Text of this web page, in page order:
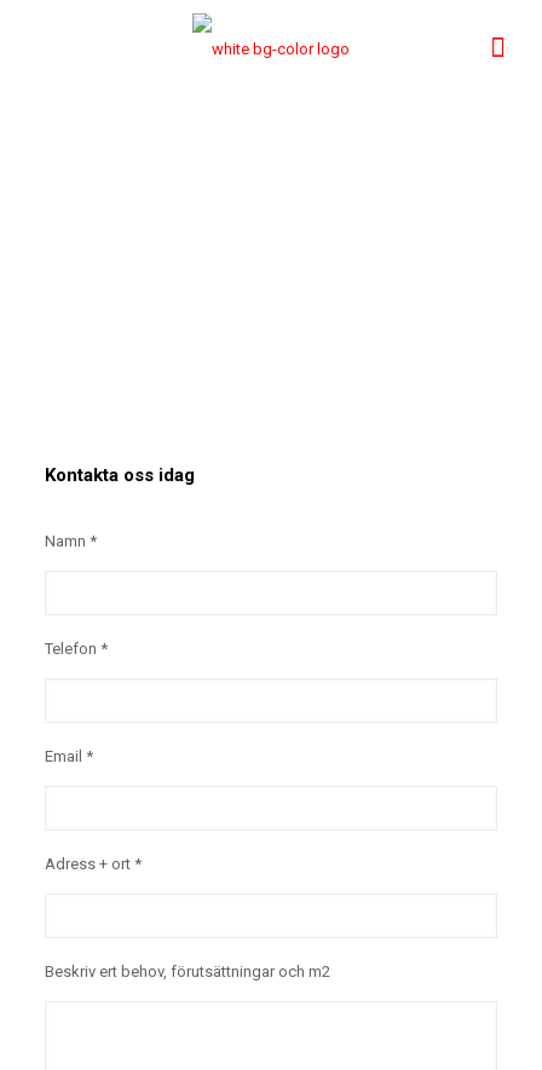
Kontakta oss idag
Namn *
Telefon *
Email *
Adress + ort *
Beskriv ert behov, förutsättningar och m2